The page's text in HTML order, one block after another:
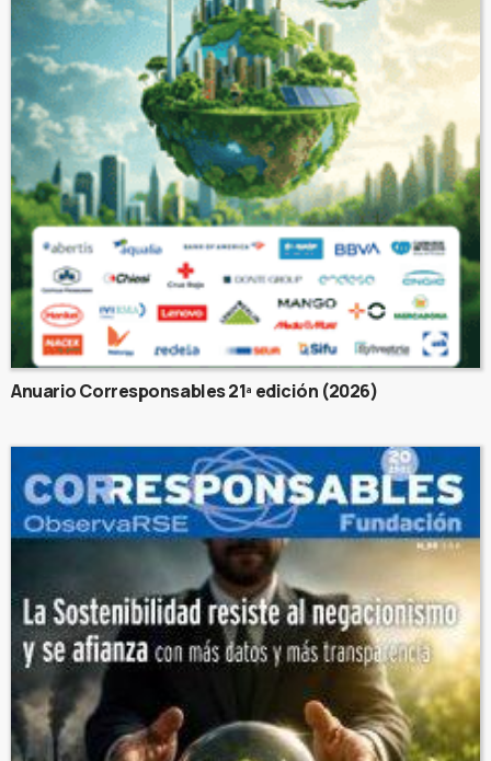
Anuario Corresponsables 21ª edición (2026)